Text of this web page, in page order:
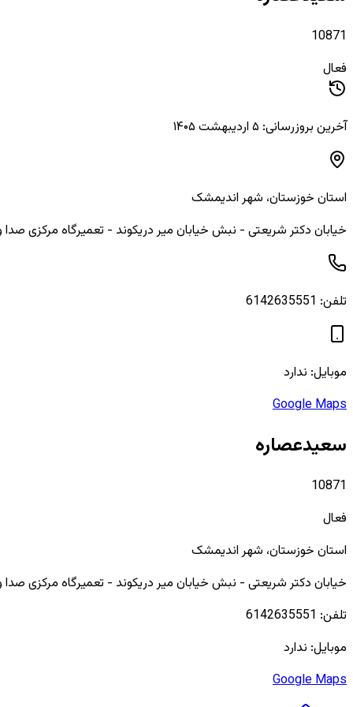
10871
فعال
آخرین بروزرسانی: ۵ اردیبهشت ۱۴۰۵
استان خوزستان، شهراندیمشک
خیابان دکتر شریعتی - نبش خیابان میر دریکوند - تعمیرگاه مرکزی
تلفن: 6142635551
موبایل: ندارد
Google Maps
سعیدعصاره
10871
فعال
استان خوزستان، شهراندیمشک
خیابان دکتر شریعتی - نبش خیابان میر دریکوند - تعمیرگاه مرکزی
تلفن: 6142635551
موبایل: ندارد
Google Maps